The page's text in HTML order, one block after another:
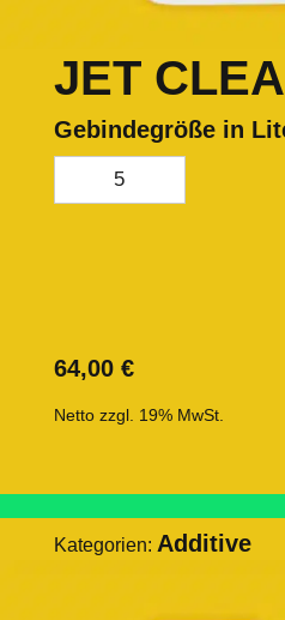
JET
Gebindegröße in
5
64,00 €
Netto zzgl. 19% MwSt.
Kategorien: Additive